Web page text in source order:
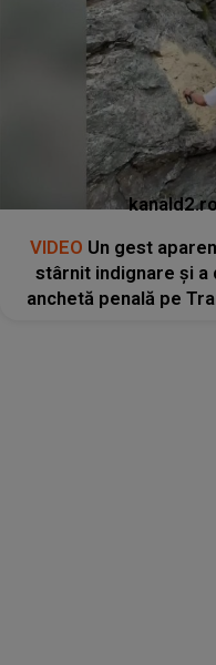
VIDEO Un gest
stârnit indignare și a
anchetă penală pe